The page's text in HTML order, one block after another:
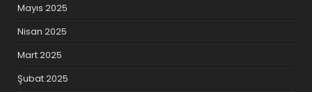
Mayıs 2025
Nisan 2025
Mart 2025
Şubat 2025